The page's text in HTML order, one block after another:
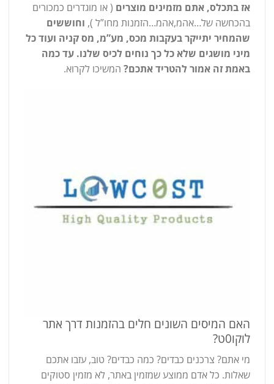
אז בתכלס, אתם מזמינים מוצרים ( או מוגדרים כמכורים
בהכחשה של…אהמ,אהמ…הזמנות מחו”ל ), וחוששים
שהמחיר יתייקר בעקבות מכס, מע”מ, מס קניה ועוד כל
מיני מושגים שלא כל כך נוחים לכיס שלנו. עד כמה
באמת זה אמור להטריד אתכם? המשיכו לקרוא.
האם המיסים השונים חלים בהזמנות דרך אתר
לוקו0ט?
מי אתם? צרכנים כבדים? כמה כבדים? טוב, עזבו אתכם
שאלות. כל אדם ממוצע שמזמין באתר, לא מזמין סטוקים